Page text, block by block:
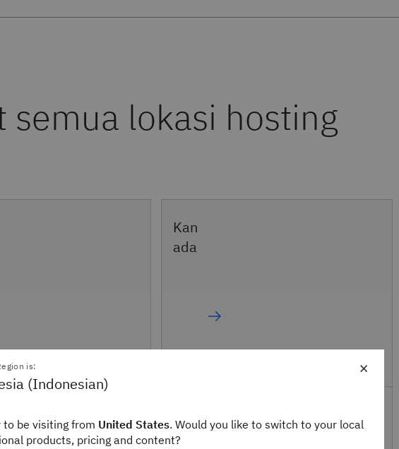
Kan
ada
Indon
esia
×
is:
(Indonesian)
to be visiting from United States. Would you like to switch to your local
products, pricing and content?